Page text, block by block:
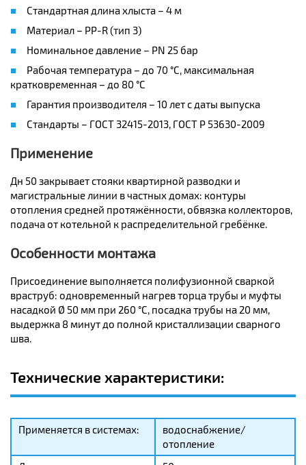
Стандартная длина хлыста – 4 м
Материал – PP-R (тип 3)
Номинальное давление – PN 25 бар
Рабочая температура – до 70 °C, максимальная
кратковременная – до 80 °C
Гарантия производителя – 10 лет с даты выпуска
Стандарты – ГОСТ 32415-2013, ГОСТ Р 53630-2009
Применение
Дн 50 закрывает стояки квартирной разводки и
магистральные линии в частных домах: контуры
отопления средней протяжённости, обвязка коллекторов,
подача от котельной к распределительной гребёнке.
Особенности монтажа
Присоединение выполняется полифузионной сваркой
враструб: одновременный нагрев торца трубы и муфты
насадкой Ø 50 мм при 260 °C, посадка трубы на 20 мм,
выдержка 8 минут до полной кристаллизации сварного
шва.
Технические характеристики:
Применяется в системах:
водоснабжение/
отопление